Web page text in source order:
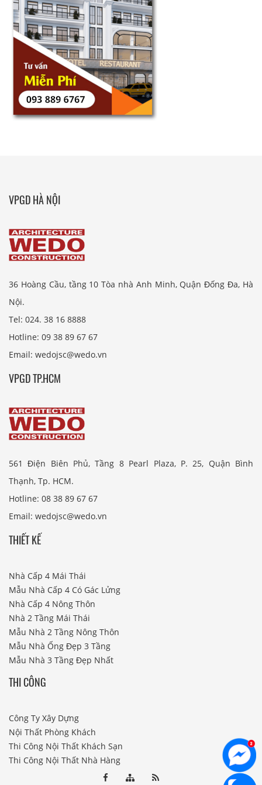
VPGD HÀ NỘI
36 Hoàng Cầu, tầng 10 Tòa nhà Anh Minh, Quận Đống Đa, Hà
Nội.
Tel: 024. 38 16 8888
Hotline: 09 38 89 67 67
Email: wedojsc@wedo.vn
VPGD TP.HCM
561 Điện Biên Phủ, Tầng 8 Pearl Plaza, P. 25, Quận Bình
Thạnh, Tp. HCM.
Hotline: 08 38 89 67 67
Email: wedojsc@wedo.vn
THIẾT KẾ
Nhà Cấp 4 Mái Thái
Mẫu Nhà Cấp 4 Có Gác Lửng
Nhà Cấp 4 Nông Thôn
Nhà 2 Tầng Mái Thái
Mẫu Nhà 2 Tầng Nông Thôn
Mẫu Nhà Ống Đẹp 3 Tầng
Mẫu Nhà 3 Tầng Đẹp Nhất
THI CÔNG
Công Ty Xây Dựng
Nội Thất Phòng Khách
Thi Công Nội Thất Khách Sạn
Thi Công Nội Thất Nhà Hàng